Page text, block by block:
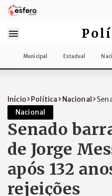
Municipal Estadual
Início Política Nacional
Nacional
Senado
de Jorge
após 132
rejeições